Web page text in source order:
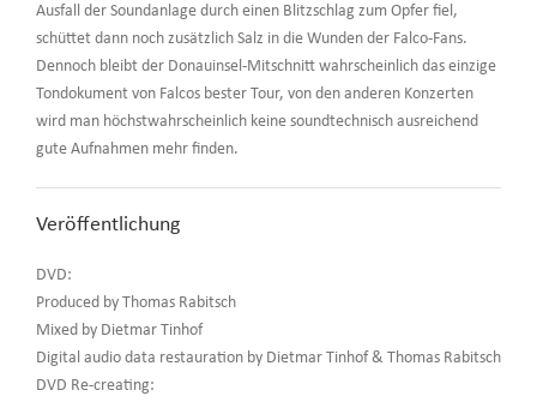
Ausfall der Soundanlage durch einen Blitzschlag zum Opfer fiel,
schüttet dann noch zusätzlich Salz in die Wunden der Falco-Fans.
Dennoch bleibt der Donauinsel-Mitschnitt wahrscheinlich das einzige
Tondokument von Falcos bester Tour, von den anderen Konzerten
wird man höchstwahrscheinlich keine soundtechnisch ausreichend
gute Aufnahmen mehr finden.
Veröffentlichung
DVD:
Produced by Thomas Rabitsch
Mixed by Dietmar Tinhof
Digital audio data restauration by Dietmar Tinhof & Thomas Rabitsch
DVD Re-creating: